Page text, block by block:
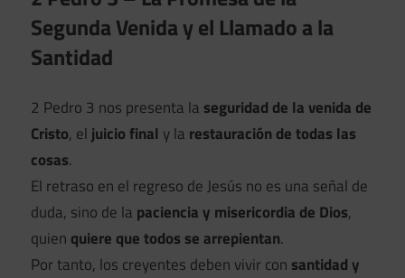
Segunda Venida y el Llamado a la
Santidad
2 Pedro 3 nos presenta la seguridad de la venida de
Cristo, eljuicio final y la restauración de todas las
cosas.
El retraso en el regreso de Jesús no es una señal de
duda, sino de la paciencia y misericordia de Dios,
quien quiere que todos se arrepientan.
Por tanto, los creyentes deben vivir con santidad y